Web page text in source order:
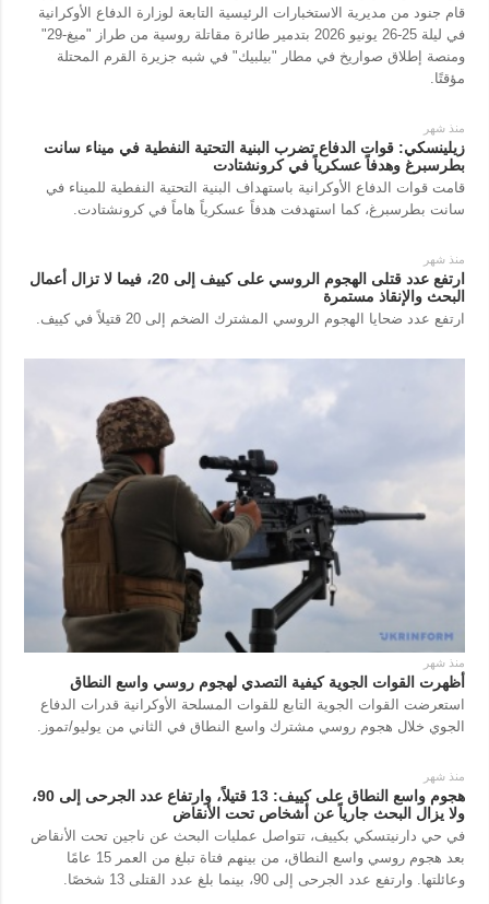
قام جنود من مديرية الاستخبارات الرئيسية التابعة لوزارة الدفاع الأوكرانية
في ليلة 25-26 يونيو 2026 بتدمير طائرة مقاتلة روسية من طراز "ميغ-29"
ومنصة إطلاق صواريخ في مطار "بيلبيك" في شبه جزيرة القرم المحتلة
مؤقتًا.
منذ شهر
زيلينسكي: قوات الدفاع تضرب البنية التحتية النفطية في ميناء سانت
بطرسبرغ وهدفاً عسكرياً في كرونشتادت
قامت قوات الدفاع الأوكرانية باستهداف البنية التحتية النفطية للميناء في
سانت بطرسبرغ، كما استهدفت هدفاً عسكرياً هاماً في كرونشتادت.
منذ شهر
ارتفع عدد قتلى الهجوم الروسي على كييف إلى 20، فيما لا تزال أعمال
البحث والإنقاذ مستمرة
ارتفع عدد ضحايا الهجوم الروسي المشترك الضخم إلى 20 قتيلاً في كييف.
منذ شهر
أظهرت القوات الجوية كيفية التصدي لهجوم روسي واسع النطاق
استعرضت القوات الجوية التابع للقوات المسلحة الأوكرانية قدرات الدفاع
الجوي خلال هجوم روسي مشترك واسع النطاق في الثاني من يوليو/تموز.
منذ شهر
هجوم واسع النطاق على كييف: 13 قتيلاً، وارتفاع عدد الجرحى إلى 90،
ولا يزال البحث جارياً عن أشخاص تحت الأنقاض
في حي دارنيتسكي بكييف، تتواصل عمليات البحث عن ناجين تحت الأنقاض
بعد هجوم روسي واسع النطاق، من بينهم فتاة تبلغ من العمر 15 عامًا
وعائلتها. وارتفع عدد الجرحى إلى 90، بينما بلغ عدد القتلى 13 شخصًا.